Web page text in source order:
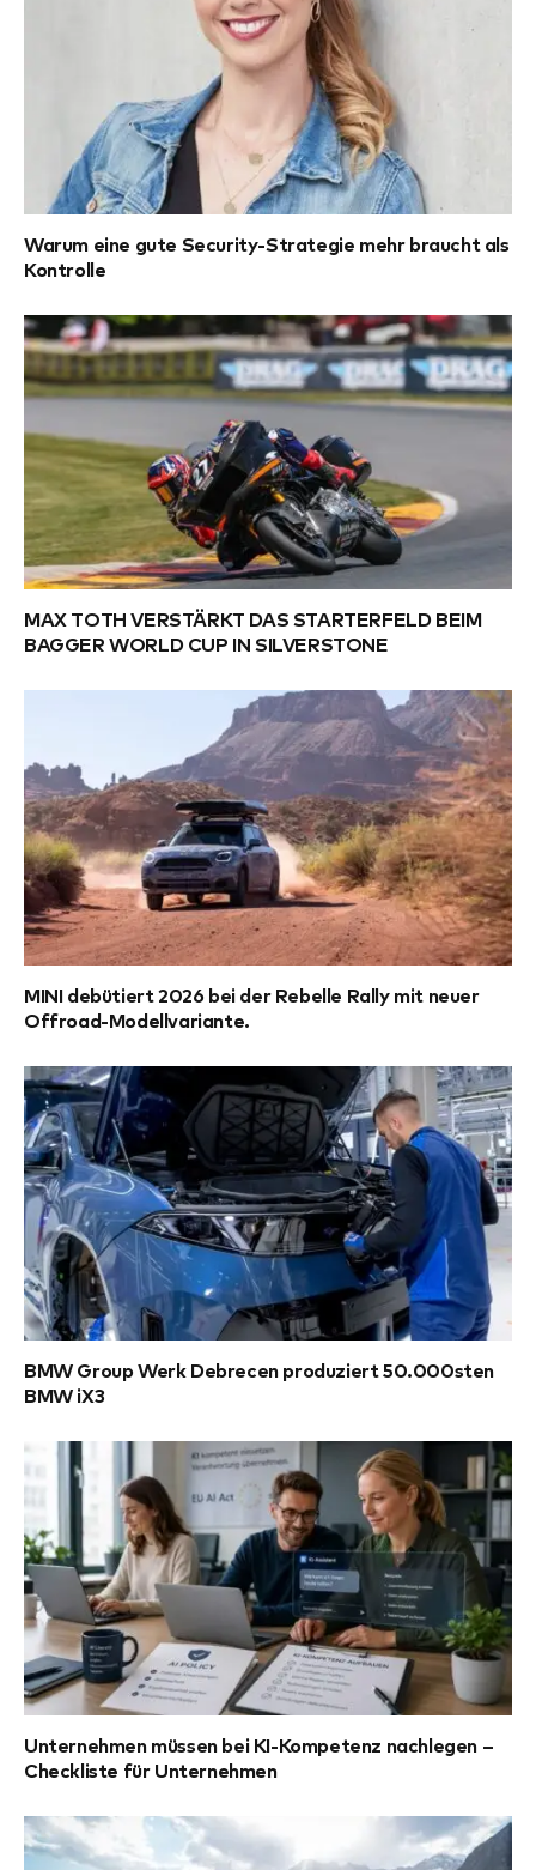
Warum eine gute Security-Strategie mehr braucht als
Kontrolle
MAX TOTH VERSTÄRKT DAS STARTERFELD BEIM
BAGGER WORLD CUP IN SILVERSTONE
MINI debütiert 2026 bei der Rebelle Rally mit neuer
Offroad-Modellvariante.
BMW Group Werk Debrecen produziert 50.000sten
BMW iX3
Unternehmen müssen bei KI-Kompetenz nachlegen –
Checkliste für Unternehmen